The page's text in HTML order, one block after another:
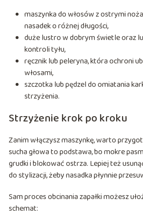
maszynka do włosów z ostrymi
nasadek o różnej długości,
duże lustro w dobrym świetle oraz
kontroli tyłu,
ręcznik lub peleryna, która ochroni
włosami,
szczotka lub pędzel do omiatania
strzyżenia.
Strzyżenie krok po kroku
Zanim włączysz maszynkę, warto
sucha głowa to podstawa, bo mokre
grudki i blokować ostrza. Lepiej też
do stylizacji, żeby nasadka płynnie
Sam proces obcinania zapałki możesz
schemat: